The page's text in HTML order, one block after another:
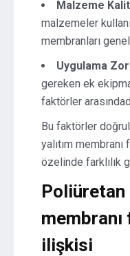
Malzeme
malzemeler
membranları
Uygulama
gereken ek
faktörler
Bu faktörler
yalıtım
özelinde farklılık
Poliüretan
ilişkisi